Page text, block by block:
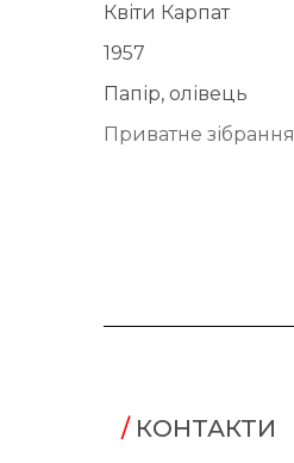
Квіти Карпат
1957
Папір, олівець
Приватне зібрання
/КОНТАКТИ